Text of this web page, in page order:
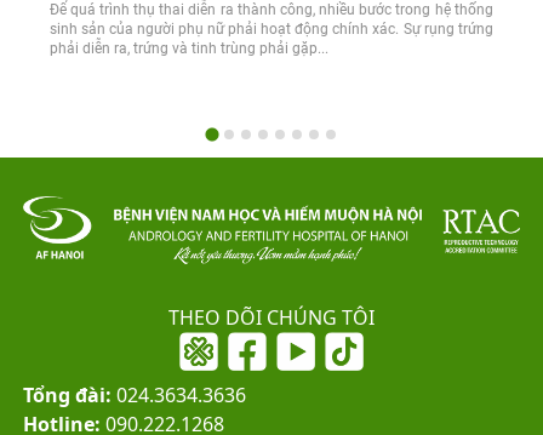
Để quá trình thụ thai diễn ra thành công, nhiều bước trong hệ thống
sinh sản của người phụ nữ phải hoạt động chính xác. Sự rụng trứng
phải diễn ra, trứng và tinh trùng phải gặp...
THEO DÕI CHÚNG TÔI
Tổng đài: 024.3634.3636
Hotline: 090.222.1268